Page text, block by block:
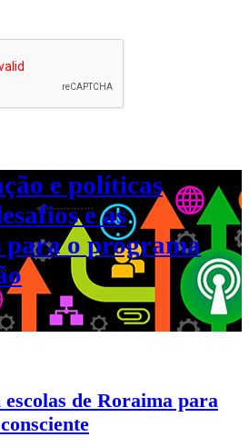
e políticas
e as
o programa
de Roraima para